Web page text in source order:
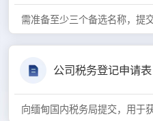
需准备至少三个备选名称，提
公司税务登记申请表
向缅甸国内税务局提交，用于